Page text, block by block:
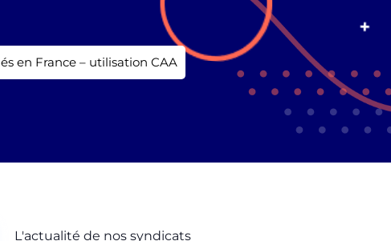
en France – utilisation CAA
L'actualité de nos syndicats